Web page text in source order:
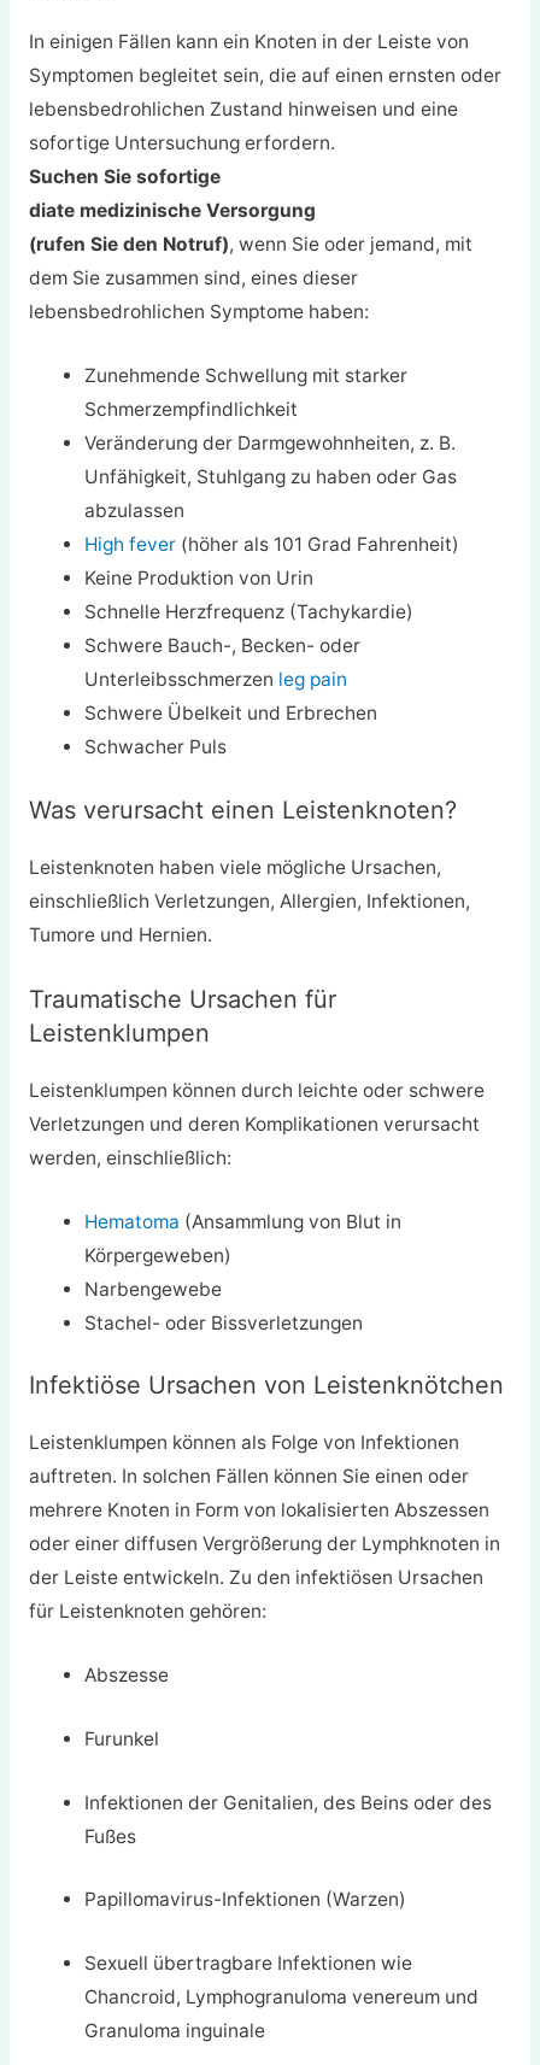
In einigen Fällen kann ein Knoten in der Leiste von
Symptomen begleitet sein, die auf einen ernsten oder
lebensbedrohlichen Zustand hinweisen und eine
sofortige Untersuchung erfordern.
Suchen Sie sofortige
diate medizinische Versorgung
(rufen Sie den Notruf), wenn Sie oder jemand, mit
dem Sie zusammen sind, eines dieser
lebensbedrohlichen Symptome haben:
Zunehmende Schwellung mit starker
Schmerzempfindlichkeit
Veränderung der Darmgewohnheiten, z. B.
Unfähigkeit, Stuhlgang zu haben oder Gas
abzulassen
High fever (höher als 101 Grad Fahrenheit)
Keine Produktion von Urin
Schnelle Herzfrequenz (Tachykardie)
Schwere Bauch-, Becken- oder
Unterleibsschmerzen leg pain
Schwere Übelkeit und Erbrechen
Schwacher Puls
Was verursacht einen Leistenknoten?
Leistenknoten haben viele mögliche Ursachen,
einschließlich Verletzungen, Allergien, Infektionen,
Tumore und Hernien.
Traumatische Ursachen für
Leistenklumpen
Leistenklumpen können durch leichte oder schwere
Verletzungen und deren Komplikationen verursacht
werden, einschließlich:
Hematoma (Ansammlung von Blut in
Körpergeweben)
Narbengewebe
Stachel- oder Bissverletzungen
Infektiöse Ursachen von Leistenknötchen
Leistenklumpen können als Folge von Infektionen
auftreten. In solchen Fällen können Sie einen oder
mehrere Knoten in Form von lokalisierten Abszessen
oder einer diffusen Vergrößerung der Lymphknoten in
der Leiste entwickeln. Zu den infektiösen Ursachen
für Leistenknoten gehören:
Abszesse
Furunkel
Infektionen der Genitalien, des Beins oder des
Fußes
Papillomavirus-Infektionen (Warzen)
Sexuell übertragbare Infektionen wie
Chancroid, Lymphogranuloma venereum und
Granuloma inguinale